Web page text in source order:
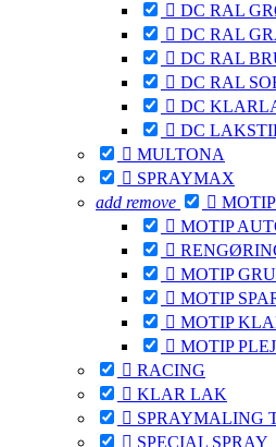
 DC RAL
 DC RAL
 DC RAL
 DC RAL
 DC
 DC
 MULTONA
 SPRAYMAX
add remove  MOTIP
 MOTIP

 MOTIP
 MOTIP
 MOTIP
 MOTIP
 RACING
 KLAR LAK
 SPRAYMALING
 SPECIAL SPRAY